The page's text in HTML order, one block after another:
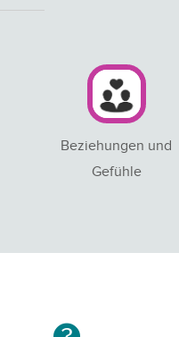
Beziehungen und
Gefühle